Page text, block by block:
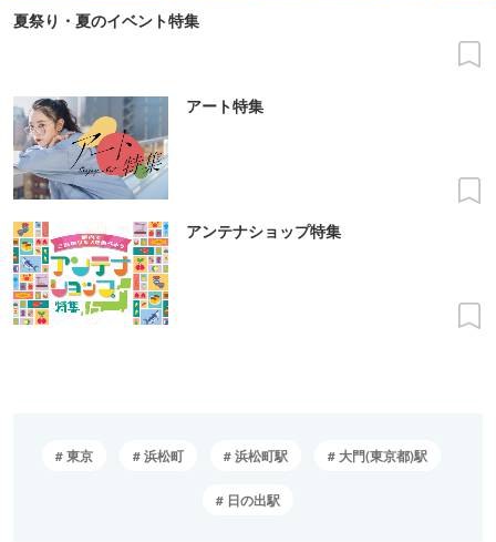
夏祭り・夏のイベント特集
アート特集
アンテナショップ特集
東京 浜松町 浜松町駅 大門(東京都)駅
日の出駅